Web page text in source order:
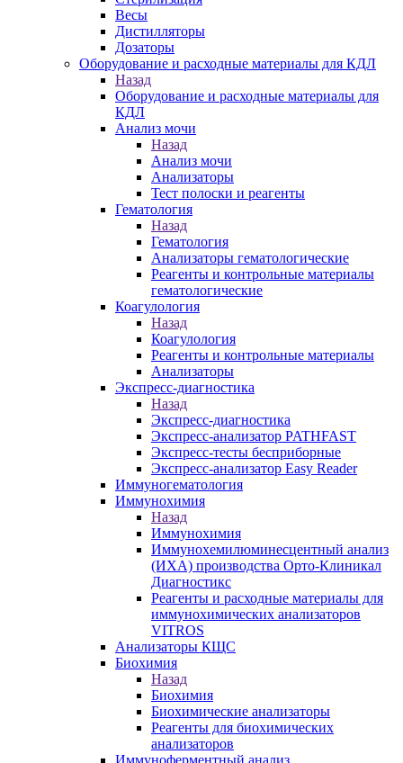
Весы
Дистилляторы
Дозаторы
Оборудование и расходные материалы для КДЛ
Назад
Оборудование и расходные материалы для
КДЛ
Анализ мочи
Назад
Анализ мочи
Анализаторы
Тест полоски и реагенты
Гематология
Назад
Гематология
Анализаторы гематологические
Реагенты и контрольные материалы
гематологические
Коагулология
Назад
Коагулология
Реагенты и контрольные материалы
Анализаторы
Экспресс-диагностика
Назад
Экспресс-диагностика
Экспресс-анализатор PATHFAST
Экспресс-тесты бесприборные
Экспресс-анализатор Easy Reader
Иммуногематология
Иммунохимия
Назад
Иммунохимия
Иммунохемилюминесцентный анализ
(ИХА) производства Орто-Клиникал
Диагностикс
Реагенты и расходные материалы для
иммунохимических анализаторов
VITROS
Анализаторы КЩС
Биохимия
Назад
Биохимия
Биохимические анализаторы
Реагенты для биохимических
анализаторов
Иммуноферментный анализ